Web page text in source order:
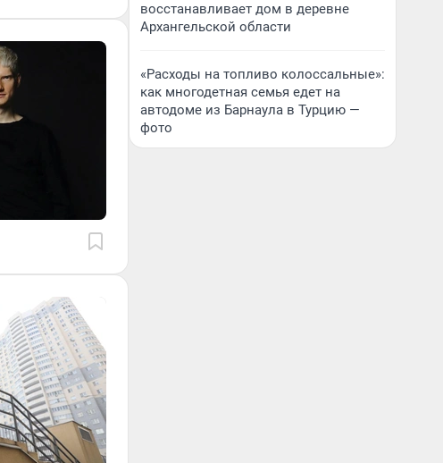
восстанавливает дом в деревне
Архангельской области
«Расходы на топливо колоссальные»:
как многодетная семья едет на
автодоме из Барнаула в Турцию —
фото